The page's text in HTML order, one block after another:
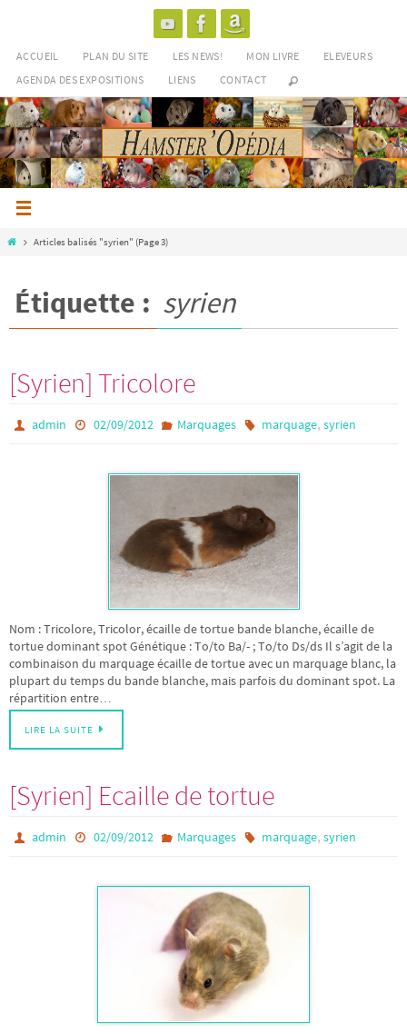
contenu
ACCUEIL PLAN DU SITE LES NEWS! MON LIVRE
ELEVEURS
AGENDA DES EXPOSITIONS
LIENS CONTACT
HomeArticles balisés "syrien" (Page 3)
Étiquette : syrien
[Syrien] Tricolore
admin 02/09/2012 Marquages marquage,syrien
Nom : Tricolore, Tricolor, écaille de tortue bande blanche, écaille de
tortue dominant spot Génétique : To/to Ba/- ; To/to Ds/ds Il s’agit de la
combinaison du marquage écaille de tortue avec un marquage blanc, la
plupart du temps du bande blanche, mais parfois du dominant spot. La
répartition entre…
LIRE LA SUITE
[Syrien] Ecaille de tortue
admin 02/09/2012 Marquages marquage,syrien